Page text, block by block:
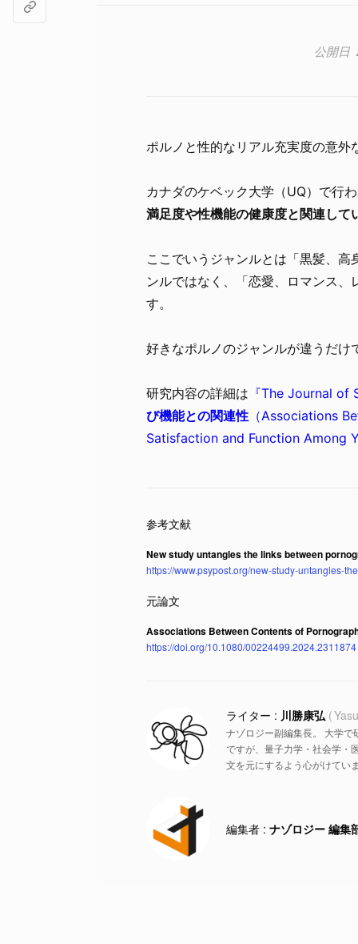
ポルノと性的なリアル充実度の意外
カナダのケベック大学（UQ）で行
満足度や性機能の健康度と関連して
ここでいうジャンルとは「黒髪、
ンルではなく、「恋愛、ロマンス
す。
好きなポルノのジャンルが違うだ
研究内容の詳細は 『The Journal of
び機能との関連性 （Associations
Satisfaction and Function Among
New study untangles the links between
https://www.psypost.org/new-study-untangles-
Associations Between Contents of
https://doi.org/10.1080/00224499.2024.2311874
川勝康弘
ナゾロジー副編集長。 大学
ですが、量子力学・社会学・
文を元にするよう心がけてい
ナゾロジー 編集